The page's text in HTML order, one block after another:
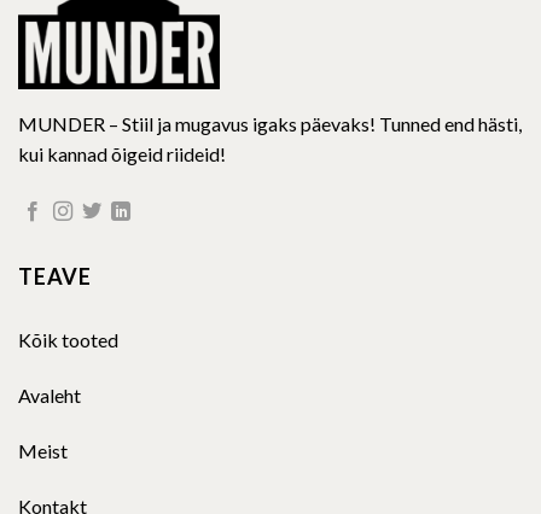
page
MUNDER – Stiil ja mugavus igaks päevaks! Tunned end hästi,
kui kannad õigeid riideid!
TEAVE
Kõik tooted
Avaleht
Meist
Kontakt